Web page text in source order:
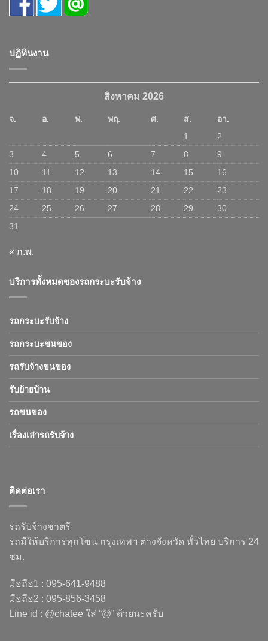
ปฏิทินงาน
สิงหาคม 2026
จ. อ. พ. พฤ. ศ. ส.
อา.
1
2
3
4 5 6 7 8
9
10
11 12 13 14 15
16
17
18 19 20 21 22
23
24
25 26 27 28 29
30
31
« ก.พ.
บริการทั้งหมดของรถกระบะรับจ้าง
รถกระบะรับจ้าง
รถกระบะขนของ
รถรับจ้างขนของ
รับย้ายบ้าน
รถขนของ
เรื่องเล่ารถรับจ้าง
ติดต่อเรา
รถรับจ้างชาตรี
รถมีให้บริการทุกโซน กรุงเทพฯ ต่างจังหวัด ทั่วไทย บริการ 24
ชม.
มือถือ1 : 095-641-9488
มือถือ2 : 095-856-3458
Line id : @chatee ใส่ “@” ด้วยนะครับ